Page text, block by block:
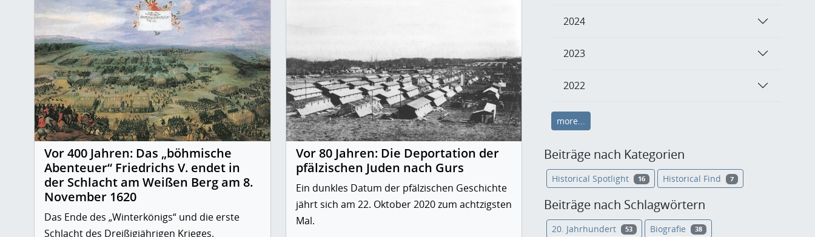
Vor 400 Jahren: Das „böhmische
Abenteuer“ Friedrichs V. endet in
der Schlacht am Weißen Berg am 8.
November 1620
Das Ende des „Winterkönigs“ und die erste
Schlacht des Dreißigjährigen Krieges.
Vor 80 Jahren: Die Deportation der
pfälzischen Juden nach Gurs
Ein dunkles Datum der pfälzischen Geschichte
jährt sich am 22. Oktober 2020 zum achtzigsten
Mal.
2024
2023
2022
more...
Beiträge nach Kategorien
Historical Spotlight 16 Historical Find 7
Beiträge nach Schlagwörtern
20. Jahrhundert 53 Biografie 38